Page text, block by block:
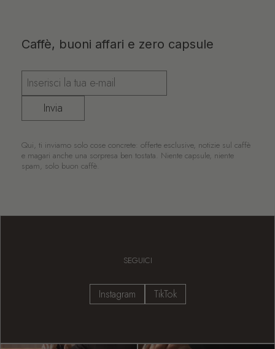
Caffè, buoni affari e zero capsule
Invia
Qui, ti inviamo solo cose concrete: offerte esclusive, notizie sul caffè
e magari anche una sorpresa ben tostata. Niente capsule, niente
spam, solo buon caffè.
SEGUICI
Instagram TikTok